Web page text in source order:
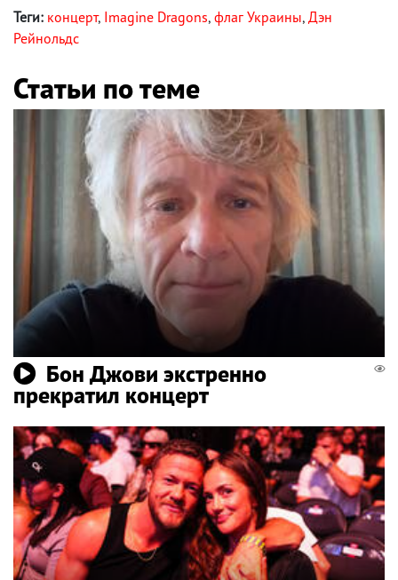
Теги: концерт, Imagine Dragons, флаг Украины, Дэн
Рейнольдс
Статьи по теме
Бон Джови экстренно
прекратил концерт